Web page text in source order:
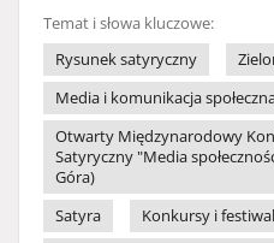
Temat i słowa kluczowe:
Rysunek satyryczny
Media i komunikacja
Otwarty Międzynarodowy
Satyryczny "Media
Góra)
Satyra
Konkursy i